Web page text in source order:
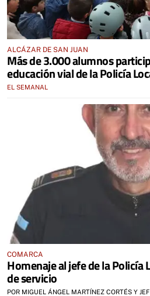
ALCÁZAR DE SAN JUAN
Más de 3.000 alumnos
educación vial de la Policía
EL SEMANAL
COMARCA
Homenaje al jefe de la Policía
de servicio
POR MIGUEL ÁNGEL MARTÍNEZ CORTÉS Y